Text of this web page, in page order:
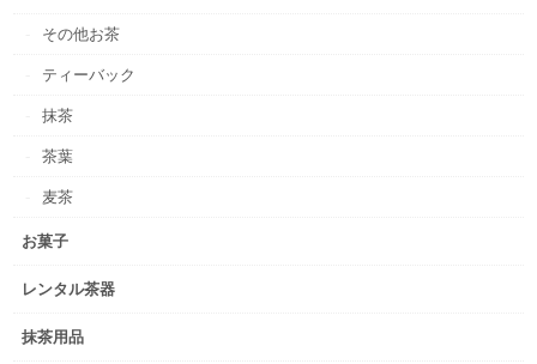
その他お茶
ティーバック
抹茶
茶葉
麦茶
お菓子
レンタル茶器
抹茶用品